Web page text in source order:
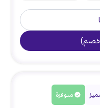
)
متوفرة